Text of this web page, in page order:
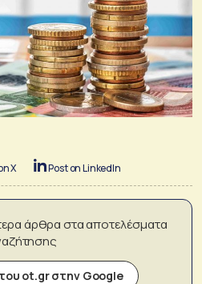
X Post on LinkedIn
άρθρα στα αποτελέσματα
ot.gr στην Google